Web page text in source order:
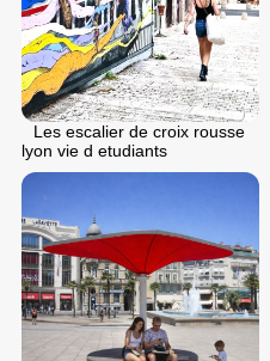
Les escalier de croix rousse
lyon vie d etudiants